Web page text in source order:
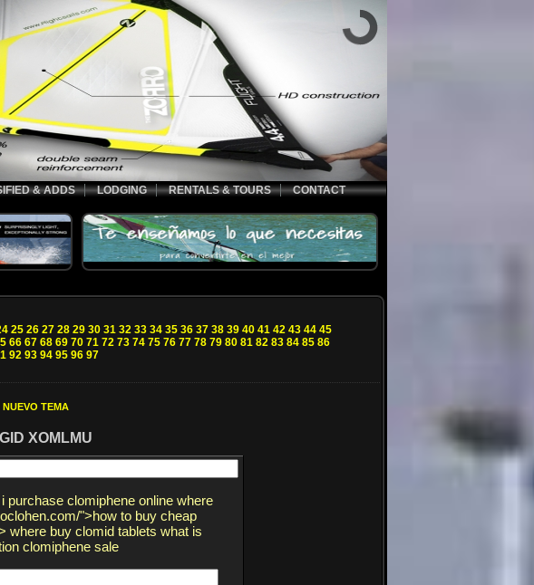
& ADDS LODGING RENTALS & TOURS CONTACT
25 26 27 28 29 30 31 32 33 34 35 36 37 38 39 40 41 42 43 44 45
66 67 68 69 70 71 72 73 74 75 76 77 78 79 80 81 82 83 84 85 86
92 93 94 95 96 97
NUEVO TEMA
XOMLMU
clomiphene online where
">how to buy cheap
where buy clomid tablets what is
clomiphene sale